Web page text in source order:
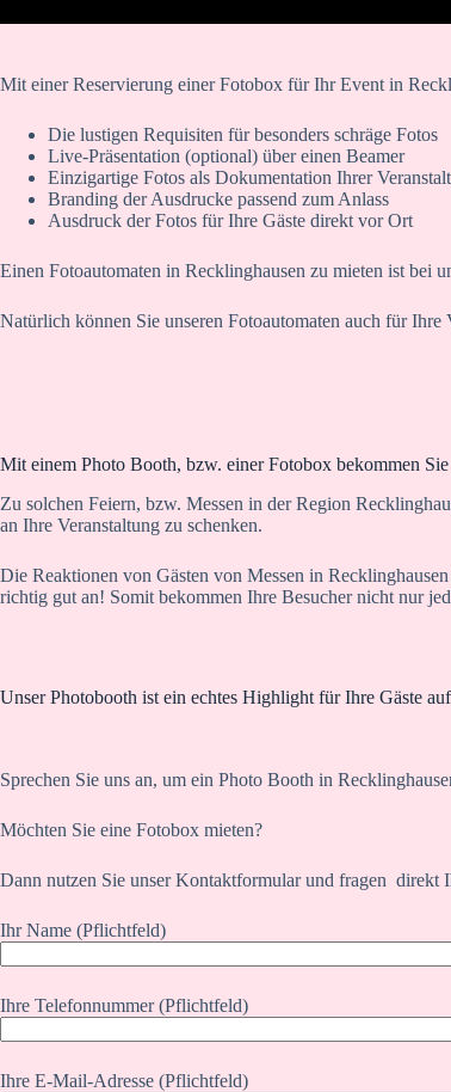
Mit einer Reservierung einer Fotobox für Ihr Event in
Die lustigen Requisiten für besonders schräge Fotos
Live-Präsentation (optional) über einen Beamer
Einzigartige Fotos als Dokumentation Ihrer
Branding der Ausdrucke passend zum Anlass
Ausdruck der Fotos für Ihre Gäste direkt vor Ort
Einen Fotoautomaten in Recklinghausen zu mieten ist bei
Natürlich können Sie unseren Fotoautomaten auch für Ihre
Mit einem Photo Booth, bzw. einer Fotobox bekommen
Zu solchen Feiern, bzw. Messen in der Region
an Ihre Veranstaltung zu schenken.
Die Reaktionen von Gästen von Messen in
richtig gut an! Somit bekommen Ihre Besucher nicht nur
Unser Photobooth ist ein echtes Highlight für Ihre Gäste
Sprechen Sie uns an, um ein Photo Booth in
Möchten Sie eine Fotobox mieten?
Dann nutzen Sie unser Kontaktformular und fragen direkt
Ihr Name (Pflichtfeld)
Ihre Telefonnummer (Pflichtfeld)
Ihre E-Mail-Adresse (Pflichtfeld)